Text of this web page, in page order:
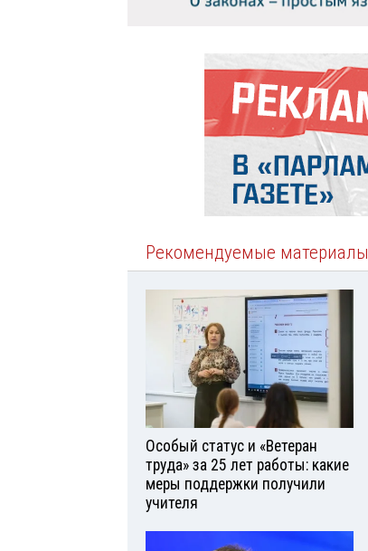
Рекомендуемые материалы
Особый статус и «Ветеран
труда» за 25 лет работы: какие
меры поддержки получили
учителя